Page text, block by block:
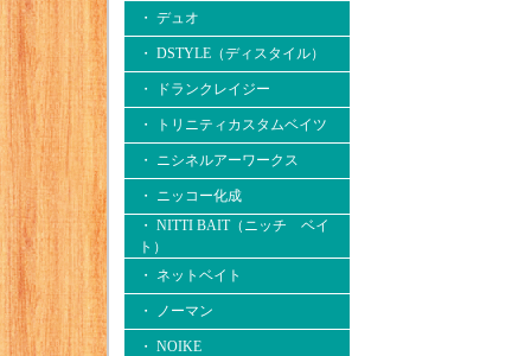
・ デュオ
・ DSTYLE（ディスタイル）
・ ドランクレイジー
・ トリニティカスタムベイツ
・ ニシネルアーワークス
・ ニッコー化成
・ NITTI BAIT（ニッチ ベイ
ト）
・ ネットベイト
・ ノーマン
・ NOIKE